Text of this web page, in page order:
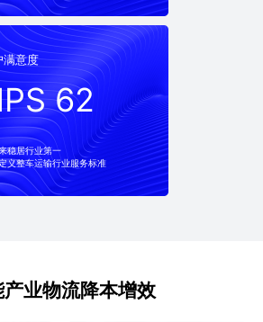
客户满意度
NPS 62
满意度
62
稳居行业第一
义整车运输行业服务标准
产业物流降本增效